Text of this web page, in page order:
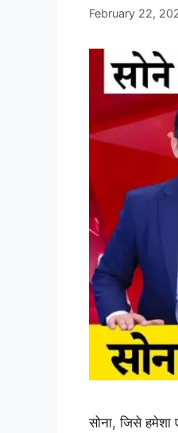
February 22,
सोना, जिसे हमेशा